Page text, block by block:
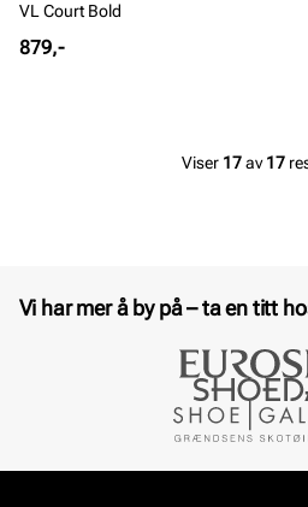
VL Court Bold
Pris
879,-
Viser 17av17
Vi har mer å by på – ta en titt